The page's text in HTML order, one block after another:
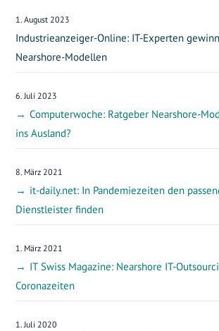
1. August 2023
Industrieanzeiger-Online: IT-Experten
Nearshore-Modellen
6. Juli 2023
Computerwoche: Ratgeber Nearshore-
ins Ausland?
8. März 2021
it-daily.net: In Pandemiezeiten den
Dienstleister finden
1. März 2021
IT Swiss Magazine: Nearshore IT-
Coronazeiten
1. Juli 2020